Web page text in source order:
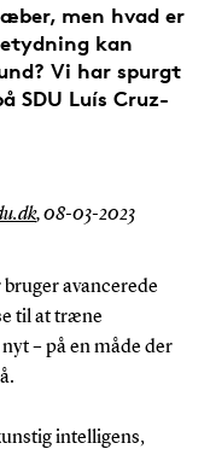
men hvad er
kan
Vi har spurgt
SDU Luís Cruz-
,08-03-2023
avancerede
til at træne
– på en måde der
intelligens,